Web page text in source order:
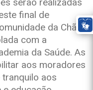
final de
da Chã
com a
da Saúde. As
aos moradores
aos